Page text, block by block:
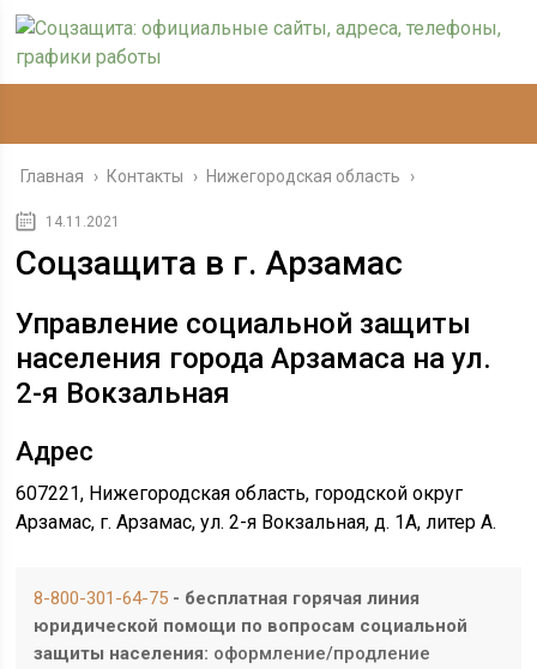
Главная › Контакты › Нижегородская область ›
14.11.2021
Соцзащита в г. Арзамас
Управление социальной защиты
населения города Арзамаса на ул.
2-я Вокзальная
Адрес
607221, Нижегородская область, городской округ
Арзамас, г. Арзамас, ул. 2-я Вокзальная, д. 1А, литер А.
8-800-301-64-75 - бесплатная горячая линия
юридической помощи по вопросам социальной
защиты населения: оформление/продление